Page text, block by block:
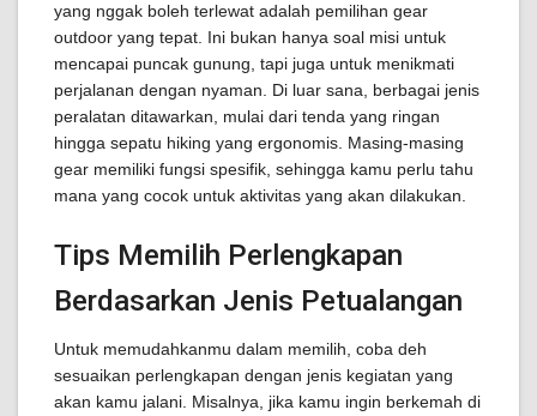
yang nggak boleh terlewat adalah pemilihan gear
outdoor yang tepat. Ini bukan hanya soal misi untuk
mencapai puncak gunung, tapi juga untuk menikmati
perjalanan dengan nyaman. Di luar sana, berbagai jenis
peralatan ditawarkan, mulai dari tenda yang ringan
hingga sepatu hiking yang ergonomis. Masing-masing
gear memiliki fungsi spesifik, sehingga kamu perlu tahu
mana yang cocok untuk aktivitas yang akan dilakukan.
Tips Memilih Perlengkapan
Berdasarkan Jenis Petualangan
Untuk memudahkanmu dalam memilih, coba deh
sesuaikan perlengkapan dengan jenis kegiatan yang
akan kamu jalani. Misalnya, jika kamu ingin berkemah di